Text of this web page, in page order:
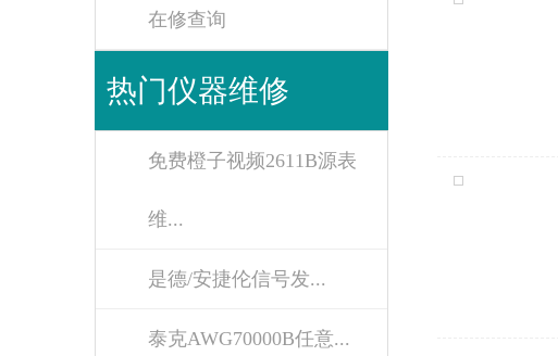
在修查询
热门仪器维修
免费橙子视频2611B源表
维...
是德/安捷伦信号发...
泰克AWG70000B任意...